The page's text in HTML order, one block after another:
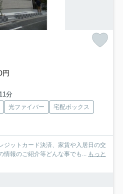
円
分
光ファイバー
宅配ボックス
ジットカード決済、家賃や入居日の交
情報のご紹介等どんな事でも... もっと